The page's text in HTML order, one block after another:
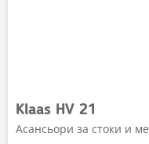
Klaas HV 21
Асансьори за стоки и